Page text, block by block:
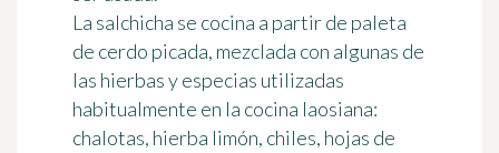
La salchicha se cocina a partir de paleta
de cerdo picada, mezclada con algunas de
las hierbas yespecias utilizadas
habitualmente en la cocina laosiana:
chalotas, hierba limón, chiles, hojas de